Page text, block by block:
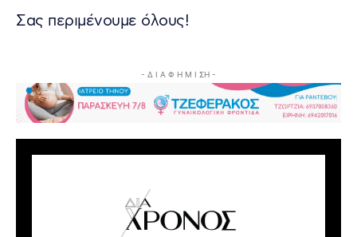
Σας περιμένουμε όλους!
- Δ Ι Α Φ Η Μ Ι ΣΗ -